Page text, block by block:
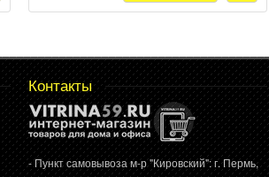
Контакты
- Пункт самовывоза м-р "Кировский": г. Пермь,